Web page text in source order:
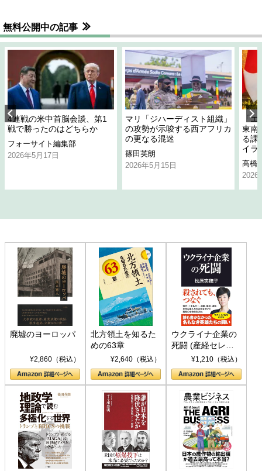
無料公開中の記事
4連戦の米中首脳会談、第1
戦で勝ったのはどちらか
フォーサイト編集部
2026年5月17日
マリ「ジハーディスト組織」
の攻勢が示唆する西アフリカ
の更なる混迷
篠田英朗
2026年5月15日
「
東南
る課
イラ
高橋
2026
廃墟のヨーロッパ
¥2,860（税込）
北方領土を知るた
めの63章
¥2,640（税込）
ウクライナ企業の
死闘 (産経セレク
ト S 039)¥1,210（税込）